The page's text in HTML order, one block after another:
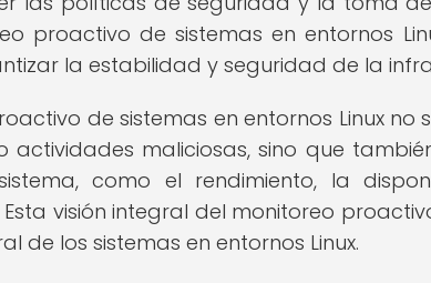
proactivo de sistemas en entornos
la estabilidad y seguridad de la
de sistemas en entornos Linux no
actividades maliciosas, sino que
como el rendimiento, la
visión integral del monitoreo
de los sistemas en entornos Linux.